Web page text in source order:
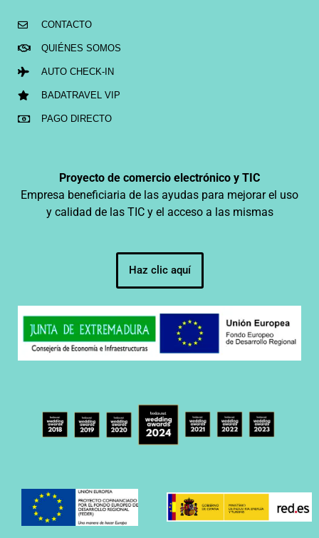
CONTACTO
QUIÉNES SOMOS
AUTO CHECK-IN
BADATRAVEL VIP
PAGO DIRECTO
Proyecto de comercio electrónico y TIC
Empresa beneficiaria de las ayudas para mejorar el uso
y calidad de las TIC y el acceso a las mismas
Haz clic aquí